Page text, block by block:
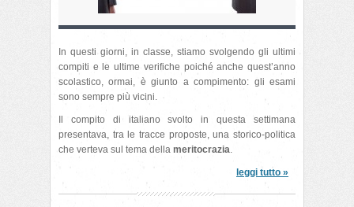
In questi giorni, in classe, stiamo svolgendo gli ultimi
compiti e le ultime verifiche poiché anche quest’anno
scolastico, ormai, è giunto a compimento: gli esami
sono sempre più vicini.
Il compito di italiano svolto in questa settimana
presentava, tra le tracce proposte, una storico-politica
che verteva sul tema della meritocrazia.
leggi tutto »